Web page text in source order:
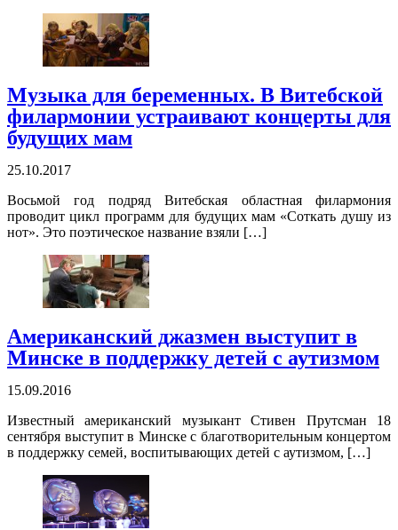
Музыка для беременных. В Витебской
филармонии устраивают концерты для
будущих мам
25.10.2017
Восьмой год подряд Витебская областная филармония
проводит цикл программ для будущих мам «Соткать душу из
нот». Это поэтическое название взяли […]
Американский джазмен выступит в
Минске в поддержку детей с аутизмом
15.09.2016
Известный американский музыкант Стивен Прутсман 18
сентября выступит в Минске с благотворительным концертом
в поддержку семей, воспитывающих детей с аутизмом, […]